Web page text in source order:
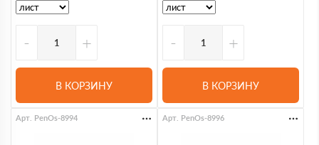
- +
В КОРЗИНУ
- +
В КОРЗИНУ
Арт. PenOs-8994 Арт. PenOs-8996